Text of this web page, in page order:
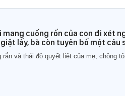
cuống rốn của con đi xét
lấy, bà còn tuyên bố một câu
và thái độ quyết liệt của mẹ, chồng